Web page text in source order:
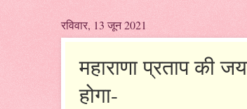
रविवार, 13 जून 2021
महाराणा प्रताप की
होगा-